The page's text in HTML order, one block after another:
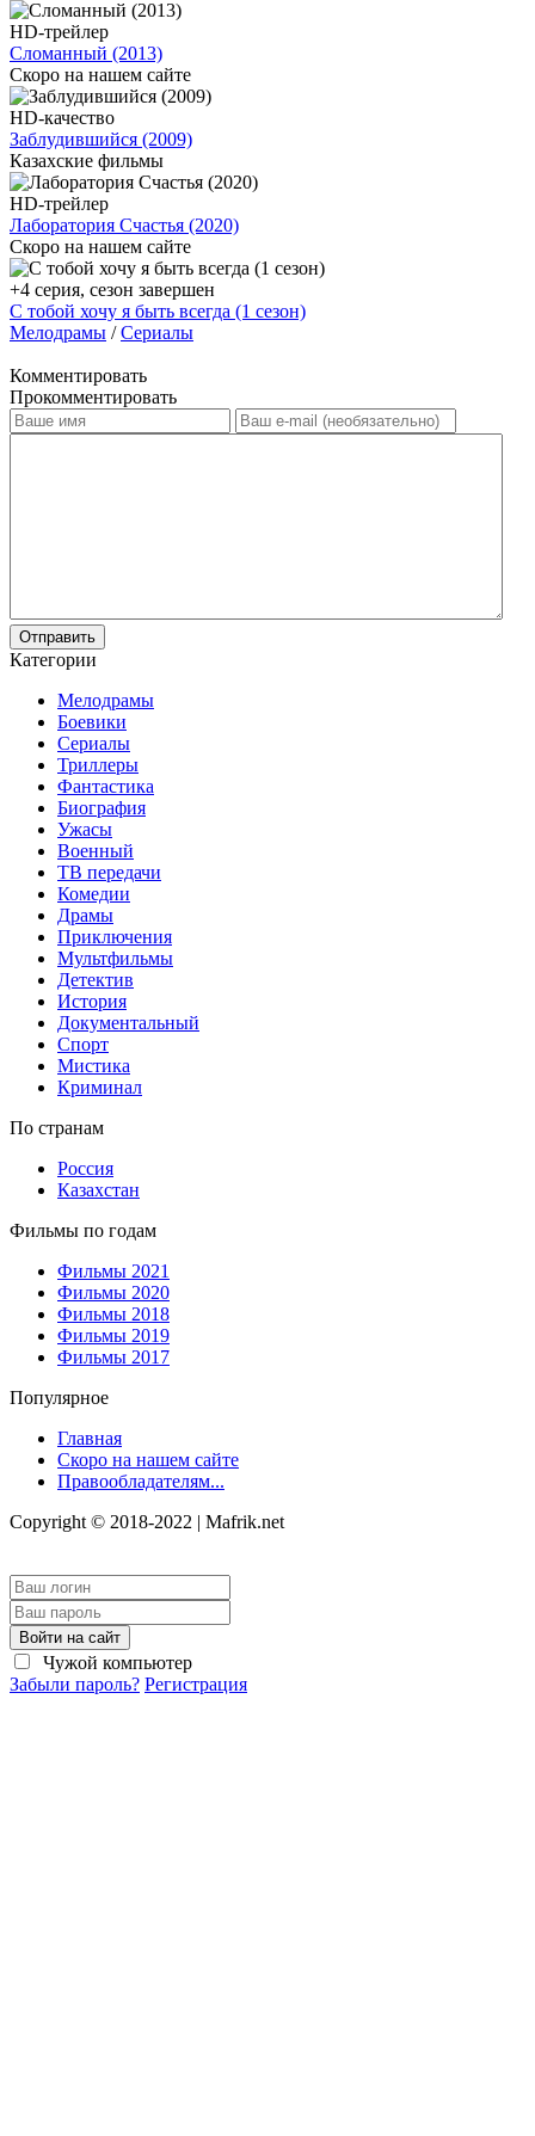
HD-трейлер
Сломанный (2013)
Скоро на нашем сайте
HD-качество
Заблудившийся (2009)
Казахские фильмы
HD-трейлер
Лаборатория Счастья (2020)
Скоро на нашем сайте
+4 серия, сезон завершен
С тобой хочу я быть всегда (1 сезон)
Мелодрамы /Сериалы
Комментировать
Прокомментировать
Отправить
Категории
Мелодрамы
Боевики
Сериалы
Триллеры
Фантастика
Биография
Ужасы
Военный
ТВ передачи
Комедии
Драмы
Приключения
Мультфильмы
Детектив
История
Документальный
Спорт
Мистика
Криминал
По странам
Россия
Казахстан
Фильмы по годам
Фильмы 2021
Фильмы 2020
Фильмы 2018
Фильмы 2019
Фильмы 2017
Популярное
Главная
Скоро на нашем сайте
Правообладателям...
Copyright © 2018-2022 | Mafrik.net
Войти на сайт
Чужой компьютер
Забыли пароль? Регистрация